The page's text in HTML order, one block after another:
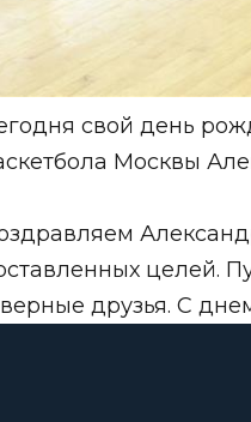
свой день
Москвы
целей.
друзья. С